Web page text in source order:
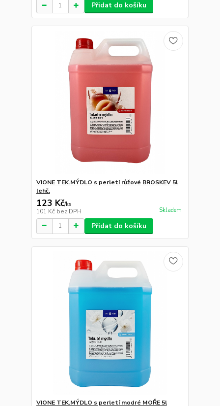
Přidat do košíku
VIONE TEK.MÝDLO s perletí růžové BROSKEV 5l
lehč.
123 Kč/ks
101 Kč bez DPH Skladem
Přidat do košíku
VIONE TEK.MÝDLO s perletí modré MOŘE 5l